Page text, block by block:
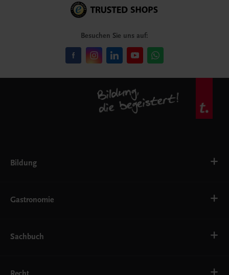
Besuchen Sie uns auf:
Bildung
AHS
EWF/ZWF
FW
Gastronomie
Getränke
Service
Sachbuch
Gesellschaft, Politik und Wirtschaft